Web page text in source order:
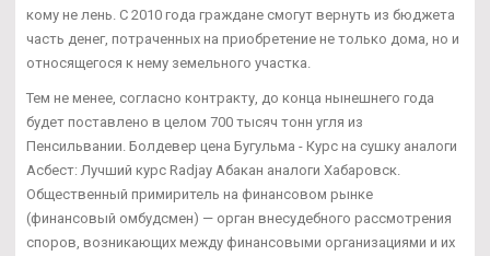
кому не лень. С 2010 года граждане смогут вернуть из бюджета
часть денег, потраченных на приобретение не только дома, но и
относящегося к нему земельного участка.
Тем не менее, согласно контракту, до конца нынешнего года
будет поставлено в целом 700 тысяч тонн угля из
Пенсильвании. Болдевер цена Бугульма - Курс на сушку аналоги
Асбест: Лучший курс Radjay Абакан аналоги Хабаровск.
Общественный примиритель на финансовом рынке
(финансовый омбудсмен) — орган внесудебного рассмотрения
споров, возникающих между финансовыми организациями и их